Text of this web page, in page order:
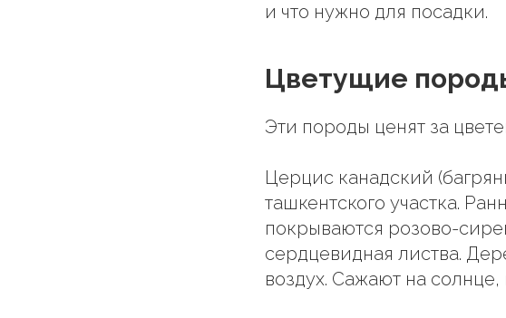
и что нужно для посадки.
Цветущие
Эти породы ценят за
Церцис канадский
ташкентского участка.
покрываются розово-
сердцевидная листва.
воздух. Сажают на